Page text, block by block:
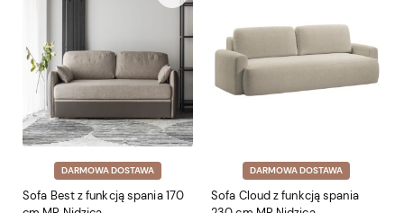
DARMOWA DOSTAWA
Sofa Best z funkcją spania 170
DARMOWA DOSTAWA
Sofa Cloud z funkcją spania